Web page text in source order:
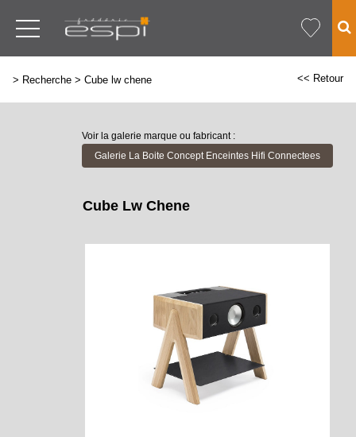
> Recherche > Cube lw chene << Retour
Voir la galerie marque ou fabricant :
Galerie La Boite Concept Enceintes Hifi Connectees
Cube Lw Chene